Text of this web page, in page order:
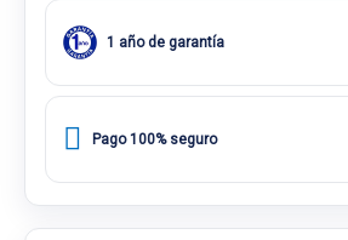
1 año de garantía
Pago 100% seguro